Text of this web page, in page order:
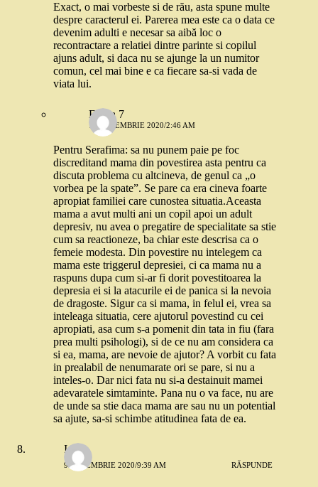
Exact, o mai vorbeste si de rău, asta spune multe
despre caracterul ei. Parerea mea este ca o data ce
devenim adulti e necesar sa aibă loc o
recontractare a relatiei dintre parinte si copilul
ajuns adult, si daca nu se ajunge la un numitor
comun, cel mai bine e ca fiecare sa-si vada de
viata lui.
Elvira 7
10 DECEMBRIE 2020/2:46 AM
Pentru Serafima: sa nu punem paie pe foc
discreditand mama din povestirea asta pentru ca
discuta problema cu altcineva, de genul ca „o
vorbea pe la spate”. Se pare ca era cineva foarte
apropiat familiei care cunostea situatia.Aceasta
mama a avut multi ani un copil apoi un adult
depresiv, nu avea o pregatire de specialitate sa stie
cum sa reactioneze, ba chiar este descrisa ca o
femeie modesta. Din povestire nu intelegem ca
mama este triggerul depresiei, ci ca mama nu a
raspuns dupa cum si-ar fi dorit povestitoarea la
depresia ei si la atacurile ei de panica si la nevoia
de dragoste. Sigur ca si mama, in felul ei, vrea sa
inteleaga situatia, cere ajutorul povestind cu cei
apropiati, asa cum s-a pomenit din tata in fiu (fara
prea multi psihologi), si de ce nu am considera ca
si ea, mama, are nevoie de ajutor? A vorbit cu fata
in prealabil de nenumarate ori se pare, si nu a
inteles-o. Dar nici fata nu si-a destainuit mamei
adevaratele simtaminte. Pana nu o va face, nu are
de unde sa stie daca mama are sau nu un potential
sa ajute, sa-si schimbe atitudinea fata de ea.
Ioana
9 DECEMBRIE 2020/9:39 AM RĂSPUNDE